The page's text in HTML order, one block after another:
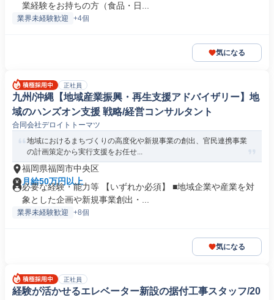
業経験をお持ちの方（食品・日...
業界未経験歓迎 +4個
気になる
正社員
九州/沖縄【地域産業振興・再生支援アドバイザリー】地
域のハンズオン支援 戦略/経営コンサルタント
合同会社デロイトトーマツ
地域におけるまちづくりの高度化や新規事業の創出、官民連携事業
の計画策定から実行支援をお任せ...
福岡県福岡市中央区
月給50万円以上
必要な経験・能力等 【いずれか必須】 ■地域企業や産業を対
象とした企画や新規事業創出・...
業界未経験歓迎 +8個
気になる
正社員
経験が活かせるエレベーター新設の据付工事スタッフ/20